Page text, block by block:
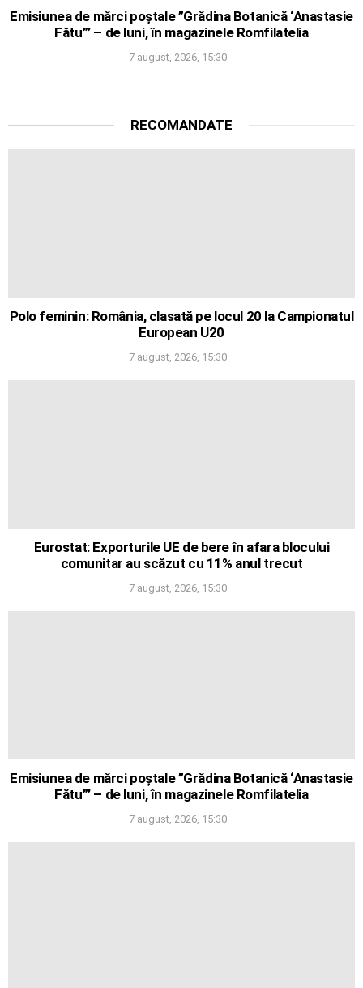
Emisiunea de mărci poștale ”Grădina Botanică ‘Anastasie
Fătu”’ – de luni, în magazinele Romfilatelia
7 august, 2026, 15:30
RECOMANDATE
Polo feminin: România, clasată pe locul 20 la Campionatul
European U20
7 august, 2026, 15:30
Eurostat: Exporturile UE de bere în afara blocului
comunitar au scăzut cu 11% anul trecut
7 august, 2026, 15:30
Emisiunea de mărci poștale ”Grădina Botanică ‘Anastasie
Fătu”’ – de luni, în magazinele Romfilatelia
7 august, 2026, 15:30